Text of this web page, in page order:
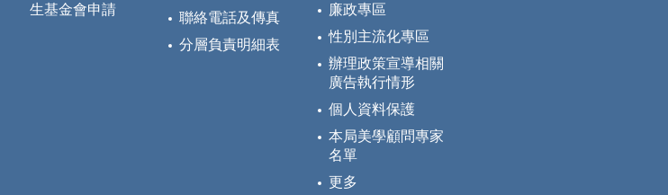
生基金會申請
聯絡電話及傳真
分層負責明細表
廉政專區
性別主流化專區
辦理政策宣導相關
廣告執行情形
個人資料保護
本局美學顧問專家
名單
更多